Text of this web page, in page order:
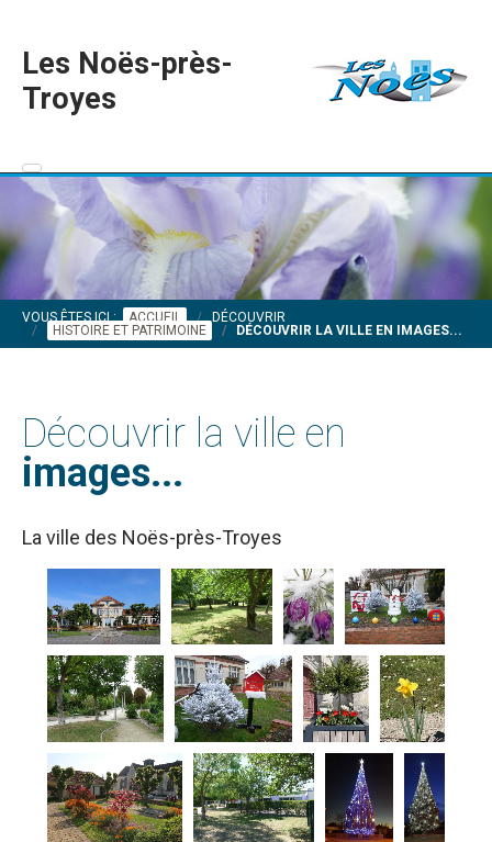
Les Noës-près-
Troyes
VOUS ÊTES ICI : ACCUEIL
DÉCOUVRIR
HISTOIRE ET PATRIMOINE
DÉCOUVRIR LA VILLE EN IMAGES...
Découvrir la ville en
images...
La ville des Noës-près-Troyes